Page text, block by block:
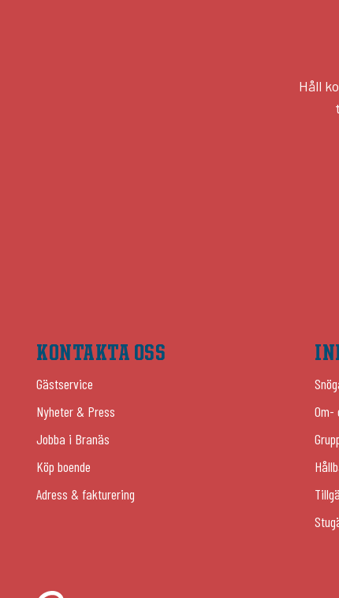
Håll
KONTAKTA OSS
Gästservice
Nyheter & Press
Jobba i Branäs
Köp boende
Adress & fakturering
Om-